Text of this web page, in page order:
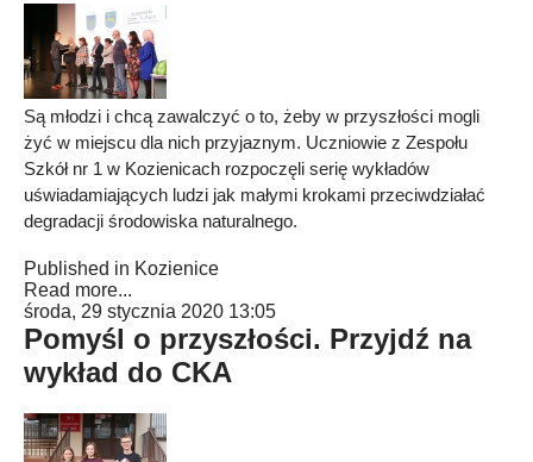
Są młodzi i chcą zawalczyć o to, żeby w przyszłości mogli
żyć w miejscu dla nich przyjaznym. Uczniowie z Zespołu
Szkół nr 1 w Kozienicach rozpoczęli serię wykładów
uświadamiających ludzi jak małymi krokami przeciwdziałać
degradacji środowiska naturalnego.
Published in Kozienice
Read more...
środa, 29 stycznia 2020 13:05
Pomyśl o przyszłości. Przyjdź na
wykład do CKA